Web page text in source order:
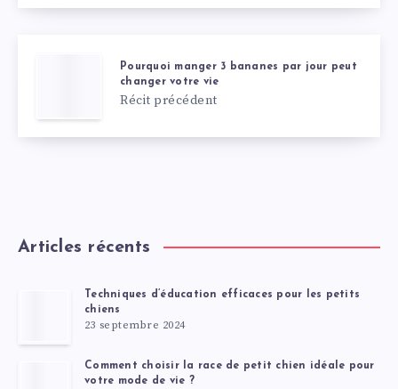
Pourquoi manger 3 bananes par jour peut
changer votre vie
Récit précédent
Articles récents
Techniques d’éducation efficaces pour les petits
chiens
23 septembre 2024
Comment choisir la race de petit chien idéale pour
votre mode de vie ?